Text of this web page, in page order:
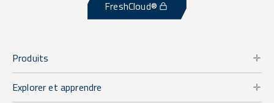
FreshCloud®
Produits
Explorer et apprendre